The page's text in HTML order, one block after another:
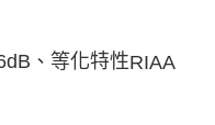
、等化特性RIAA